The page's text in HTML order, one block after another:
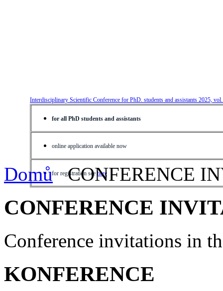
Interdisciplinary Scientific Conference for PhD. students and assistants 2025,
for all PhD students and assistants
online application available now
for registration see here
Domů CONFERENCE
CONFERENCE
Conference invitations in
KONFERENCE